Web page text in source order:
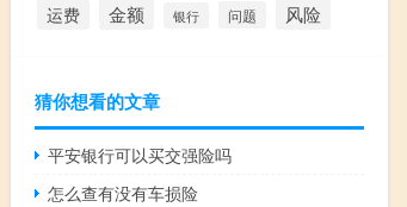
运费 金额 银行 问题 风险
猜你想看的文章
平安银行可以买交强险吗
怎么查有没有车损险